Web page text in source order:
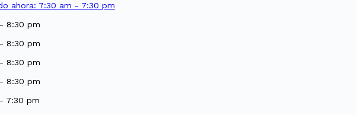
ahora: 7:30 am - 7:30 pm
8:30 pm
8:30 pm
8:30 pm
8:30 pm
7:30 pm